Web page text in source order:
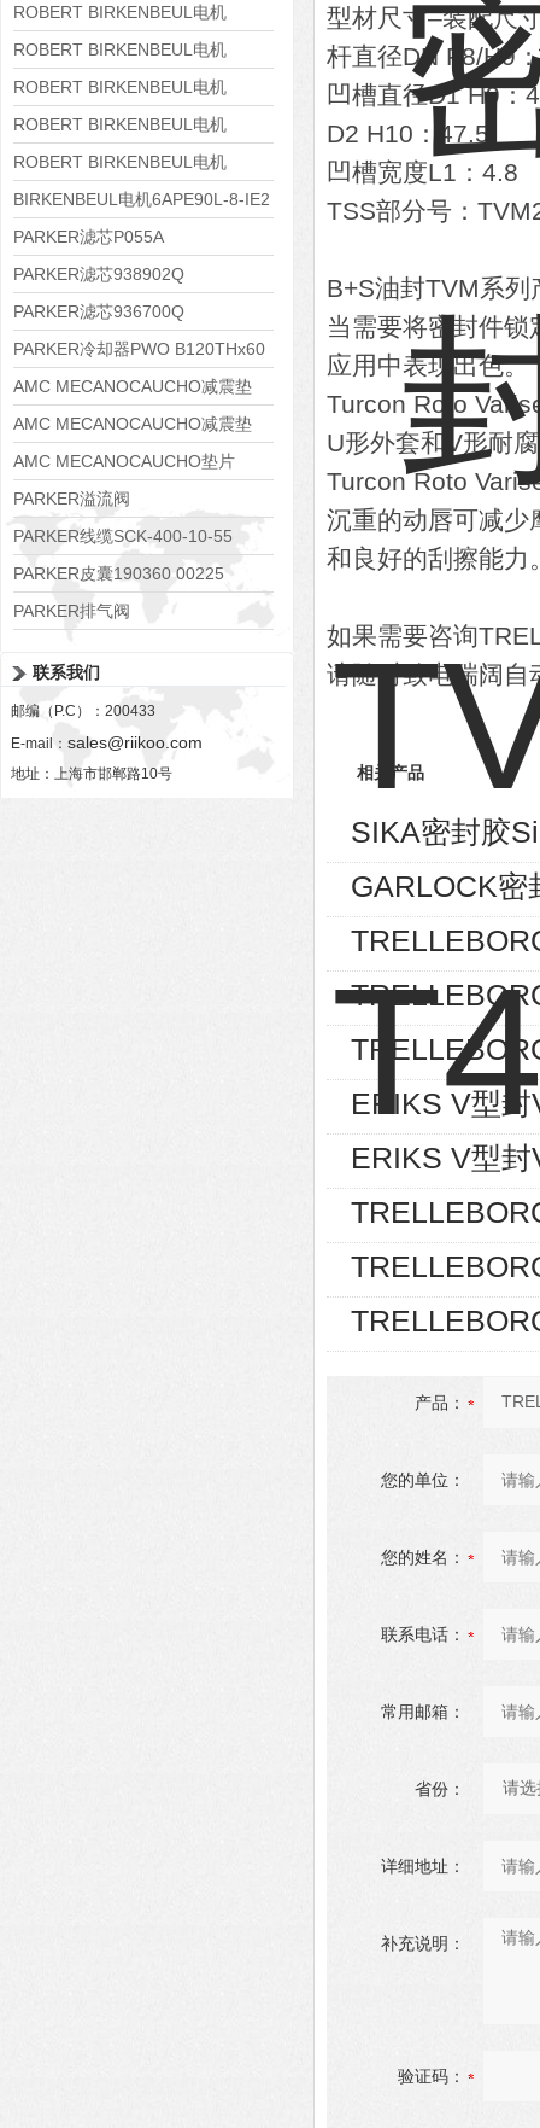
8APE160M-6 IE3
ROBERT BIRKENBEUL电机
8APE160L-4-IE3
ROBERT BIRKENBEUL电机
8APE112M-6K-IE3
ROBERT BIRKENBEUL电机
8APE100L-2 IE3
ROBERT BIRKENBEUL电机
8APE90S-4 IE3
ROBERT BIRKENBEUL电机
8APE80M-2K-IE3
BIRKENBEUL电机6APE90L-8-IE2
PARKER滤芯P055A
PARKER滤芯938902Q
PARKER滤芯936700Q
PARKER冷却器PWO B120THx60
AMC MECANOCAUCHO减震垫
138552
AMC MECANOCAUCHO减震垫
138551
AMC MECANOCAUCHO垫片
608074
PARKER溢流阀
RE06M35W2N1KWXG087
PARKER线缆SCK-400-10-55
PARKER皮囊190360 00225
PARKER排气阀
联系我们
邮编（P.C）：200433
E-mail： sales@riikoo.com
地址：上海市邯郸路10号
型材尺寸–装配尺
杆直径DN F8/H9
凹槽直径D1 H9：
D2 H10：47.5
凹槽宽度L1：4.8
TSS部分号：
B+S油封TVM系列
当需要将密封件
应用中表现出色。
Turcon Roto
U形外套和V形耐
Turcon Roto
沉重的动唇可减少
和良好的刮擦能力
如果需要咨询
请随时致电瑞阔自
相关产品
SIKA密封胶
GARLOCK密
ERIKS V型
ERIKS V型
产品：
您的单位：
您的姓名：
联系电话：
常用邮箱：
省份：
详细地址：
补充说明：
验证码：